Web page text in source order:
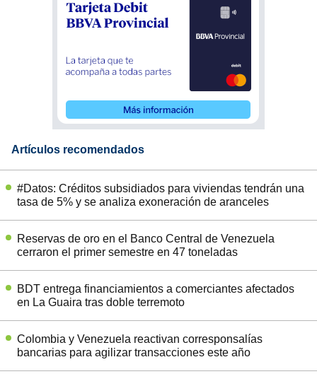
Artículos recomendados
#Datos: Créditos subsidiados para viviendas tendrán una
tasa de 5% y se analiza exoneración de aranceles
Reservas de oro en el Banco Central de Venezuela
cerraron el primer semestre en 47 toneladas
BDT entrega financiamientos a comerciantes afectados
en La Guaira tras doble terremoto
Colombia y Venezuela reactivan corresponsalías
bancarias para agilizar transacciones este año